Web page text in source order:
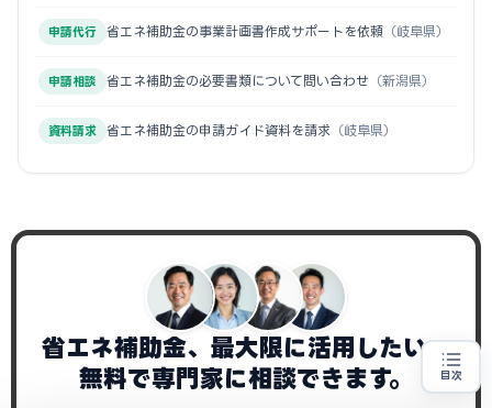
目次
申請代行 省エネ補助金の事業計画書作成サポートを依頼 （岐阜県）
申請相談 省エネ補助金の必要書類について問い合わせ （新潟県）
資料請求 省エネ補助金の申請ガイド資料を請求 （岐阜県）
省エネ設備の導入をお考えの方 地域・業種から選べる
省エネ補助金、最大限に活用したい。
無料で専門家に相談できます。